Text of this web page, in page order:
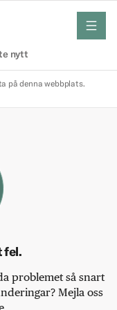
nytt
meny
på denna webbplats.
fel.
problemet så snart
Mejla oss